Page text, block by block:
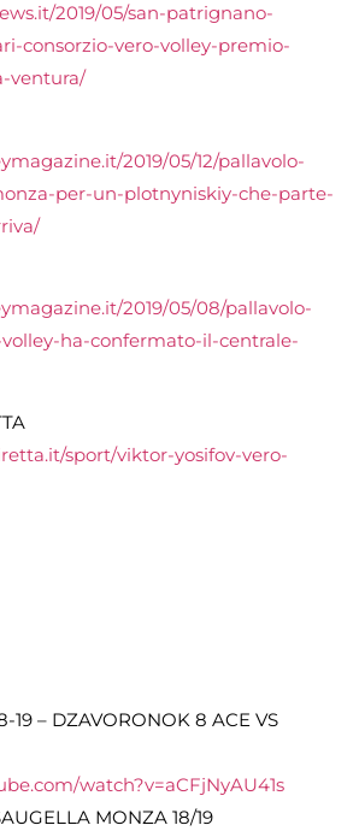
2019/05/san-patrignano-
consorzio-vero-volley-premio-
ventura/
2019/05/12/pallavolo-
per-un-plotnyniskiy-che-parte-
2019/05/08/pallavolo-
ha-confermato-il-centrale-
sport/viktor-yosifov-vero-
19 – DZAVORONOK 8 ACE VS
watch?v=aCFjNyAU41s
MONZA 18/19